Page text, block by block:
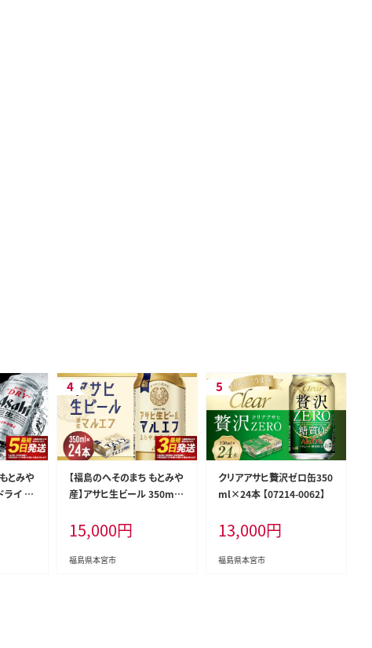
とみや
ライ 35
缶ビ
ヒ ス
24
【福島のへそのまち もとみや
産】アサヒ生ビール 350ml
ルコール度数4.5% 缶ビー
ル お酒 ビール アサヒ 生ビ
ール マルエフ 送料無料 本
15,000円
福島県本宮市
クリアアサヒ贅沢ゼロ缶350
ml×24本 【07214-0062】
13,000円
福島県本宮市